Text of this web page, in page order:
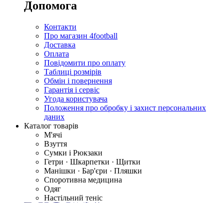
Допомога
Контакти
Про магазин 4football
Доставка
Оплата
Повідомити про оплату
Таблиці розмірів
Обмін і повернення
Гарантія і сервіс
Угода користувача
Положення про обробку і захист персональних
даних
Каталог товарів
М'ячі
Взуття
Сумки і Рюкзаки
Гетри · Шкарпетки · Щитки
Манішки · Бар'єри · Пляшки
Споротивна медицина
Одяг
Настільний теніс